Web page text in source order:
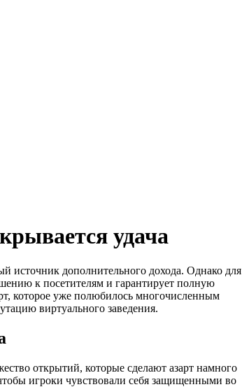
удача
источник дополнительного дохода. Однако для
к посетителям и гарантирует полную
которое уже полюбилось многочисленным
виртуального заведения.
открытий, которые сделают азарт намного
игроки чувствовали себя защищенными во